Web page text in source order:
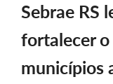
Sebrae RS
fortalecer
municípios